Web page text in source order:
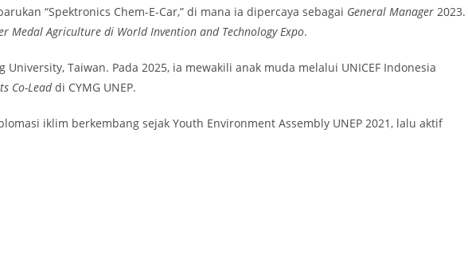
“Spektronics Chem-E-Car,” di mana ia dipercaya sebagai General Manager 2023.
Medal Agriculture di World Invention and Technology Expo.
University, Taiwan. Pada 2025, ia mewakili anak muda melalui UNICEF Indonesia
Co-Leaddi CYMG UNEP.
iklim berkembang sejak Youth Environment Assembly UNEP 2021, lalu aktif